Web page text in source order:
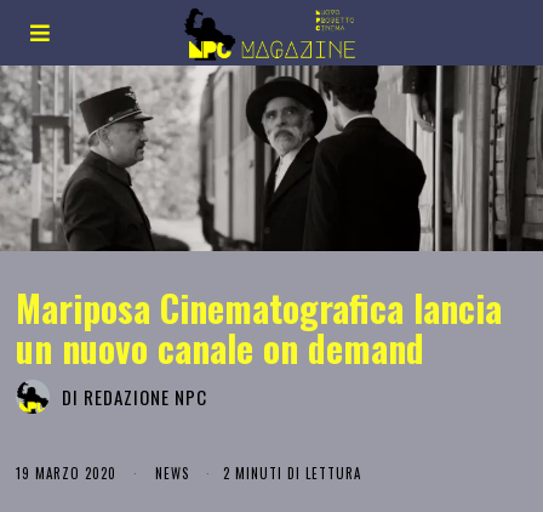
Mariposa Cinematografica lancia
un nuovo canale on demand
DI REDAZIONE NPC
19 MARZO 2020 NEWS 2 MINUTI DI LETTURA